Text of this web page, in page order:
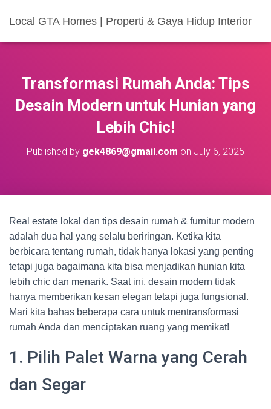
Local GTA Homes | Properti & Gaya Hidup Interior
Transformasi Rumah Anda: Tips
Desain Modern untuk Hunian yang
Lebih Chic!
Published by gek4869@gmail.com on July 6, 2025
Real estate lokal dan tips desain rumah & furnitur modern
adalah dua hal yang selalu beriringan. Ketika kita
berbicara tentang rumah, tidak hanya lokasi yang penting
tetapi juga bagaimana kita bisa menjadikan hunian kita
lebih chic dan menarik. Saat ini, desain modern tidak
hanya memberikan kesan elegan tetapi juga fungsional.
Mari kita bahas beberapa cara untuk mentransformasi
rumah Anda dan menciptakan ruang yang memikat!
1. Pilih Palet Warna yang Cerah
dan Segar